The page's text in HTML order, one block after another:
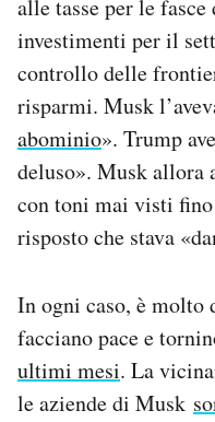
alle tasse per le
investimenti per il
controllo delle
risparmi. Musk
abominio». Trump
deluso». Musk allora
con toni mai visti
risposto che stava
In ogni caso, è
facciano pace e
ultimi mesi. La
le aziende di Musk